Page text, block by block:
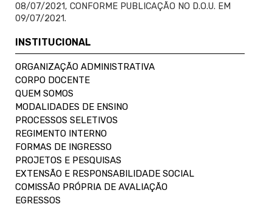
08/07/2021, CONFORME PUBLICAÇÃO NO D.O.U. EM
09/07/2021.
INSTITUCIONAL
ORGANIZAÇÃO ADMINISTRATIVA
CORPO DOCENTE
QUEM SOMOS
MODALIDADES DE ENSINO
PROCESSOS SELETIVOS
REGIMENTO INTERNO
FORMAS DE INGRESSO
PROJETOS E PESQUISAS
EXTENSÃO E RESPONSABILIDADE SOCIAL
COMISSÃO PRÓPRIA DE AVALIAÇÃO
EGRESSOS